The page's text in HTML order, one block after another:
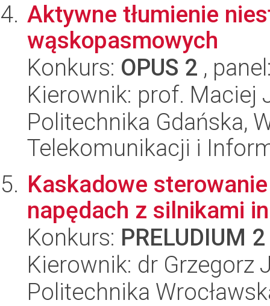
Aktywne tłumienie
wąskopasmowych
Konkurs: OPUS 2 ,
Kierownik: prof. Maciej
Politechnika Gdańska,
Telekomunikacji i
Kaskadowe
napędach z silnikami
Konkurs: PRELUDIUM 2
Kierownik: dr Grzegorz
Politechnika